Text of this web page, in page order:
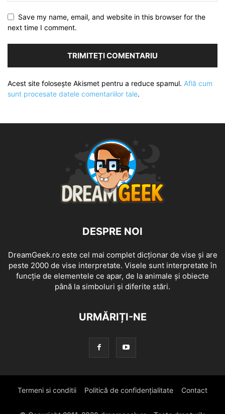
Save my name, email, and website in this browser for the
next time I comment.
Acest site folosește Akismet pentru a reduce spamul. Află cum
sunt procesate datele comentariilor tale.
DESPRE NOI
DreamGeek.ro este cel mai complet dicționar de vise și are
peste 2000 de vise interpretate. Visele sunt interpretate în
funcție de elementele ce apar, de la animale și obiecte
până la simboluri și diferite stări.
URMĂRIȚI-NE
Termeni si conditii Politică de confidențialitate Contact